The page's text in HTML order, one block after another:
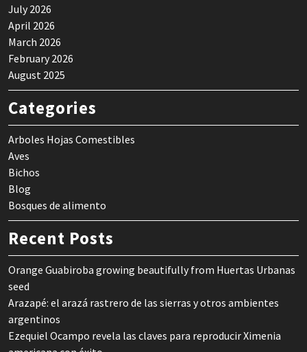
July 2026
April 2026
March 2026
February 2026
August 2025
Categories
Arboles Hojas Comestibles
Aves
Bichos
Blog
Bosques de alimento
Recent Posts
Orange Guabiroba growing beautifully from Huertas Urbanas
seed
Arazapé: el arazá rastrero de las sierras y otros ambientes
argentinos
Ezequiel Ocampo revela las claves para reproducir Ximenia